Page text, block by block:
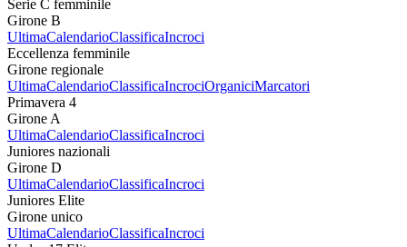
Serie C femminile
Girone B
UltimaCalendarioClassificaIncroci
Eccellenza femminile
Girone regionale
UltimaCalendarioClassificaIncrociOrganiciMarcatori
Primavera 4
Girone A
UltimaCalendarioClassificaIncroci
Juniores nazionali
Girone D
UltimaCalendarioClassificaIncroci
Juniores Elite
Girone unico
UltimaCalendarioClassificaIncroci